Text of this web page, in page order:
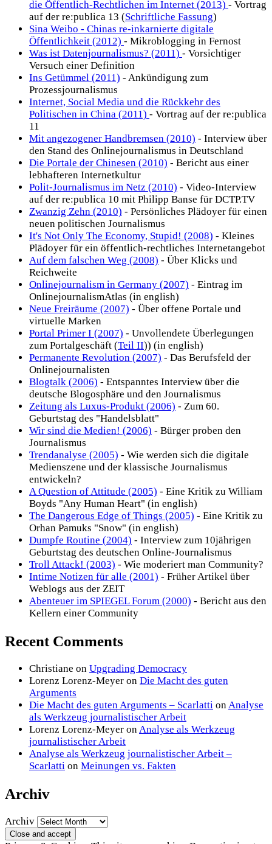
die Öffentlich-Rechtlichen im Internet (2013) - Vortrag
auf der re:publica 13 (Schriftliche Fassung)
Sina Weibo - Chinas re-inkarnierte digitale
Öffentlichkeit (2012) - Mikroblogging in Fernost
Was ist Datenjournalismus? (2011) - Vorsichtiger
Versuch einer Definition
Ins Getümmel (2011) - Ankündigung zum
Prozessjournalismus
Internet, Social Media und die Rückkehr des
Politischen in China (2011) - Vortrag auf der re:publica
11
Mit angezogener Handbremsen (2010) - Interview über
den Stand des Onlinejournalismus in Deutschland
Die Portale der Chinesen (2010) - Bericht aus einer
lebhafteren Internetkultur
Polit-Journalismus im Netz (2010) - Video-Interview
auf der re:publica 10 mit Philipp Banse für DCTP.TV
Zwanzig Zehn (2010) - Persönliches Plädoyer für einen
neuen politischen Journalismus
It's Not Only The Economy, Stupid! (2008) - Kleines
Plädoyer für ein öffentlich-rechtliches Internetangebot
Auf dem falschen Weg (2008) - Über Klicks und
Reichweite
Onlinejournalism in Germany (2007) - Eintrag im
OnlinejournalismAtlas (in english)
Neue Freiräume (2007) - Über offene Portale und
virtuelle Marken
Portal Primer I (2007) - Unvollendete Überlegungen
zum Portalgeschäft (Teil II)) (in english)
Permanente Revolution (2007) - Das Berufsfeld der
Onlinejournalisten
Blogtalk (2006) - Entspanntes Interview über die
deutsche Blogosphäre und den Journalismus
Zeitung als Luxus-Produkt (2006) - Zum 60.
Geburtstag des "Handelsblatt"
Wir sind die Medien! (2006) - Bürger proben den
Journalismus
Trendanalyse (2005) - Wie werden sich die digitale
Medienszene und der klassische Journalismus
entwickeln?
A Question of Attitude (2005) - Eine Kritik zu William
Boyds "Any Human Heart" (in english)
The Dangerous Edge of Things (2005) - Eine Kritik zu
Orhan Pamuks "Snow" (in english)
Dumpfe Routine (2004) - Interview zum 10jährigen
Geburtstag des deutschen Online-Journalismus
Troll Attack! (2003) - Wie moderiert man Community?
Intime Notizen für alle (2001) - Früher Artikel über
Weblogs aus der ZEIT
Abenteuer im SPIEGEL Forum (2000) - Bericht aus den
Kellern einer Community
Recent Comments
Christiane on Upgrading Democracy
Lorenz Lorenz-Meyer on Die Macht des guten
Arguments
Die Macht des guten Arguments – Scarlatti onAnalyse
als Werkzeug journalistischer Arbeit
Lorenz Lorenz-Meyer onAnalyse als Werkzeug
journalistischer Arbeit
Analyse als Werkzeug journalistischer Arbeit –
Scarlatti on Meinungen vs. Fakten
Archiv
Archiv